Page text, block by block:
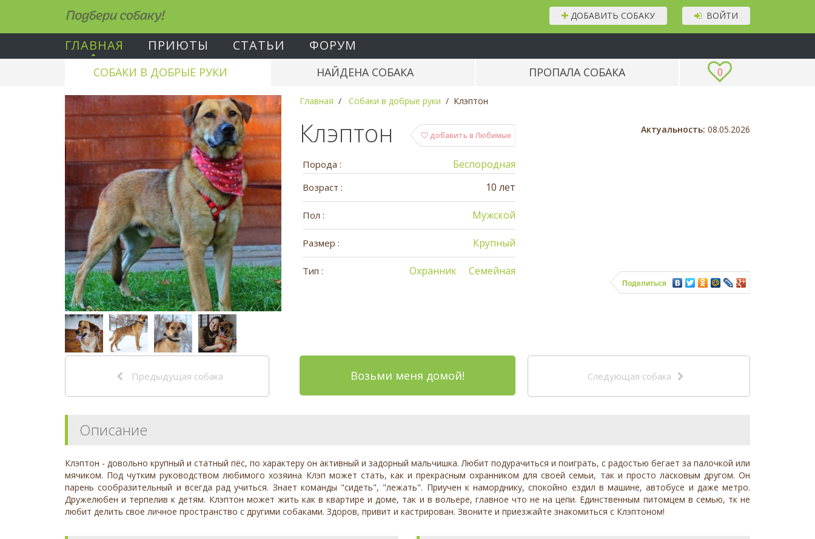
Подбери собаку! ВОЙТИ
ДОБАВИТЬ СОБАКУ
ГЛАВНАЯ ПРИЮТЫ СТАТЬИ ФОРУМ
0
СОБАКИ В ДОБРЫЕ РУКИ НАЙДЕНА СОБАКА ПРОПАЛА СОБАКА
Главная Собаки в добрые руки Клэптон
добавить в Любимые
Клэптон
Порода : Беспородная
Возраст : 10 лет
Пол : Мужской
Размер : Крупный
Тип : Семейная
Охранник
Актуальность: 08.05.2026
Поделиться
Предыдущая собака Возьми меня домой! Следующая собака
Описание
Клэптон - довольно крупный и статный пёс, по характеру он активный и задорный мальчишка. Любит подурачиться и поиграть, с радостью бегает за палочкой или
мячиком. Под чутким руководством любимого хозяина Клэп может стать, как и прекрасным охранником для своей семьи, так и просто ласковым другом. Он
парень сообразительный и всегда рад учиться. Знает команды "сидеть", "лежать". Приучен к наморднику, спокойно ездил в машине, автобусе и даже метро.
Дружелюбен и терпелив к детям. Клэптон может жить как в квартире и доме, так и в вольере, главное что не на цепи. Единственным питомцем в семью, тк не
любит делить свое личное пространство с другими собаками. Здоров, привит и кастрирован. Звоните и приезжайте знакомиться с Клэптоном!